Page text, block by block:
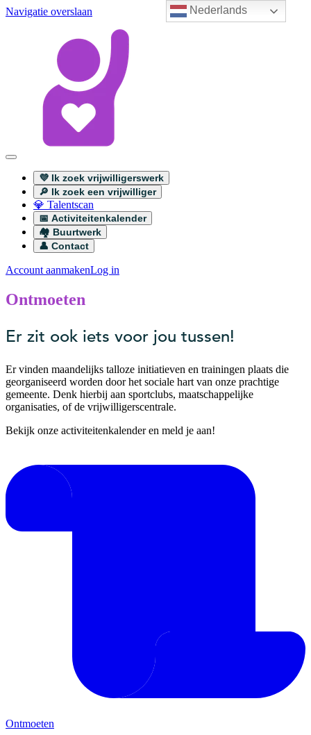
Nederlands
Navigatie overslaan
💜 Ik zoek vrijwilligerswerk
🔎 Ik zoek een vrijwilliger
💎 Talentscan
📅 Activiteitenkalender
🏘️ Buurtwerk
👤 Contact
Account aanmakenLog in
Ontmoeten
Er zit ook iets voor jou tussen!
Er vinden maandelijks talloze initiatieven en trainingen plaats die
georganiseerd worden door het sociale hart van onze prachtige
gemeente. Denk hierbij aan sportclubs, maatschappelijke
organisaties, of de vrijwilligerscentrale.
Bekijk onze activiteitenkalender en meld je aan!
Ontmoeten